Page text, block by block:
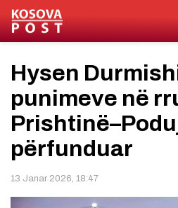
Hysen
punimeve në
përfunduar
13 Janar 2026, 18:47